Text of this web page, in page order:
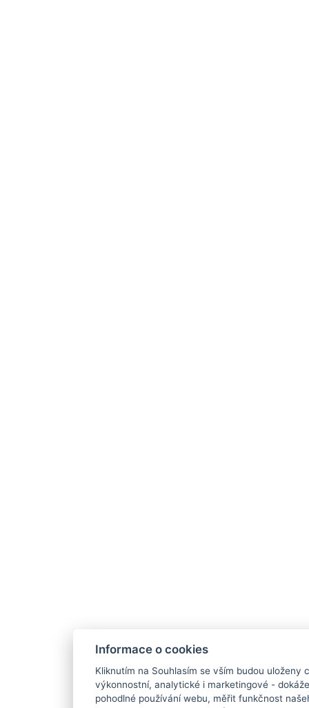
Informace o cookies
Kliknutím na Souhlasím se vším budou uloženy
výkonnostní, analytické i marketingové -
pohodlné používání webu, měřit funkčnost